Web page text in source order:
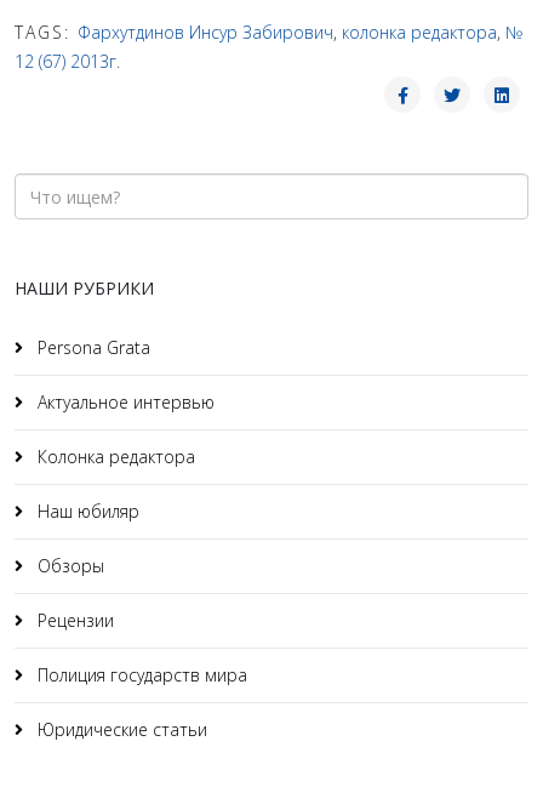
TAGS: Фархутдинов Инсур Забирович, колонка редактора, №
12 (67) 2013г.
НАШИ РУБРИКИ
Persona Grata
Актуальное интервью
Колонка редактора
Наш юбиляр
Обзоры
Рецензии
Полиция государств мира
Юридические статьи